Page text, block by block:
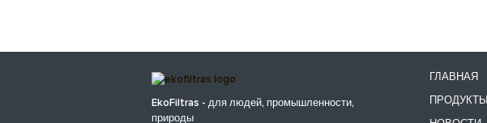
EkoFiltras - для людей, промышленности,
природы
ГЛАВНАЯ
ПРОДУКТЫ